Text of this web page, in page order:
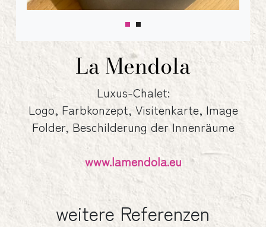
La Mendola
Luxus-Chalet:
Logo, Farbkonzept, Visitenkarte, Image
Folder, Beschilderung der Innenräume
www.lamendola.eu
weitere Referenzen